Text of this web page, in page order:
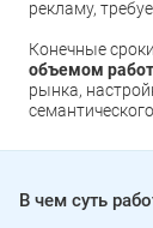
рекламу,
Конечные
объемом работ
рынка,
В чем суть